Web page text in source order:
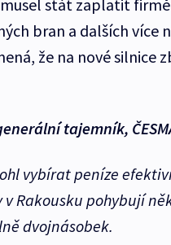
stát zaplatit
bran a dalších více
že na nové silnice
tajemník,
vybírat peníze
Rakousku pohybují
dvojnásobek.